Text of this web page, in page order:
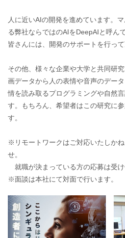
人に近いAIの開発を進めています。
る弊社ならではのAIをDeepAIと呼ん
皆さんには、開発のサポートを行って
その他、様々な企業や大学と共同研
画データから人の表情や音声のデー
情を読み取るプログラミングや自然
す。もちろん、希望者はこの研究に
す。
※リモートワークはご対応いたしか
せ。
就職が決まっている方の応募は受け
※面談は本社にて対面で行います。